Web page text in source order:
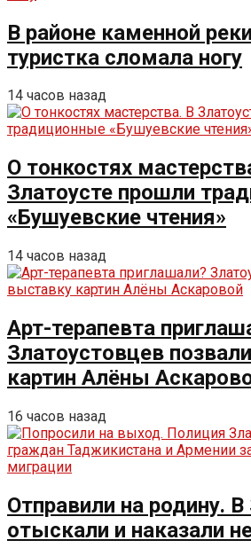
В районе каменной
туристка сломала ногу
14 часов назад
О тонкостях
Златоусте прошли
«Бушуевские чтения»
14 часов назад
Арт-терапевта
Златоустовцев
картин Алёны
16 часов назад
Отправили на родину. В
отыскали и наказали